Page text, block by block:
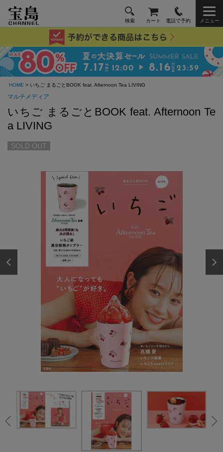
検索 カート 電話で予約 メニュー
HOME > いちご まるごとBOOK feat. Afternoon Tea LIVING
マルチメディア
いちご まるごとBOOK feat. Afternoon Te
a LIVING
SOLD OUT